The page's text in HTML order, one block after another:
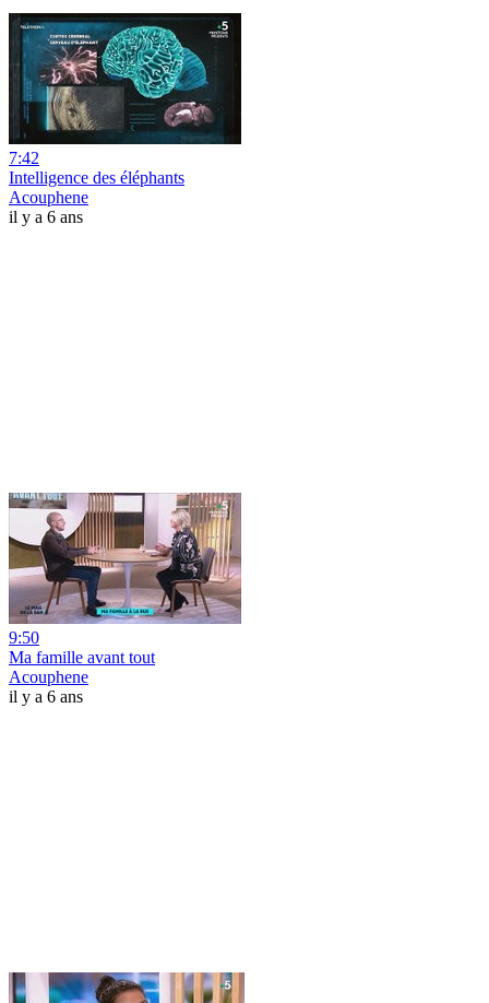
7:42
Intelligence des éléphants
Acouphene
il y a 6 ans
9:50
Ma famille avant tout
Acouphene
il y a 6 ans